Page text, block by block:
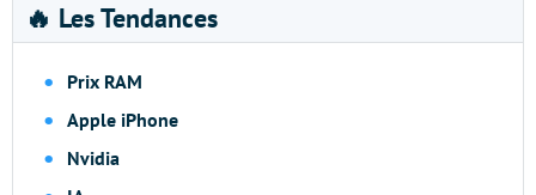
🔥 Les Tendances
Prix RAM
Apple iPhone
Nvidia